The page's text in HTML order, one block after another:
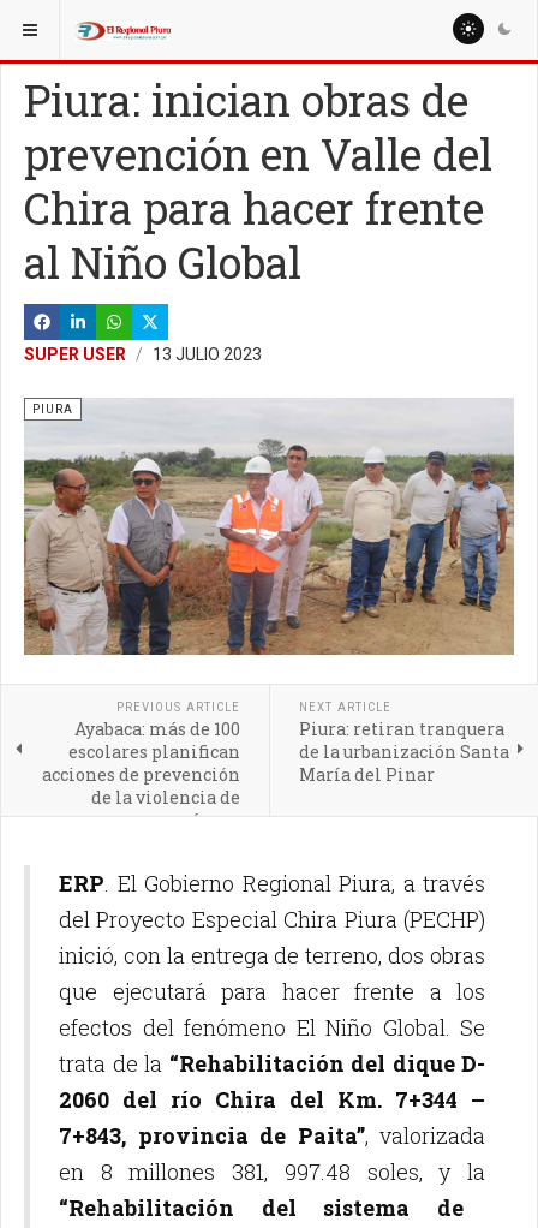
ESTÁ AQUÍ: REGIÓN PIURA
Piura: inician obras de
prevención en Valle del
Chira para hacer frente
al Niño Global
SUPER USER 13 JULIO 2023
PIURA
PREVIOUS ARTICLE
Ayabaca: más de 100
escolares planifican
acciones de prevención
de la violencia de
género
NEXT ARTICLE
Piura: retiran tranquera
de la urbanización Santa
María del Pinar
ERP. El Gobierno Regional Piura, a través
del Proyecto Especial Chira Piura (PECHP)
inició, con la entrega de terreno, dos obras
que ejecutará para hacer frente a los
efectos del fenómeno El Niño Global. Se
trata de la “Rehabilitación del dique D-
2060 del río Chira del Km. 7+344 –
7+843, provincia de Paita”, valorizada
en 8 millones 381, 997.48 soles, y la
“Rehabilitación del sistema de